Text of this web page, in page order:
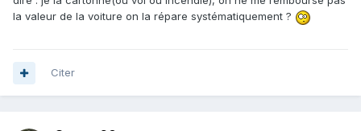
la valeur de la voiture on la répare systématiquement ?
Citer